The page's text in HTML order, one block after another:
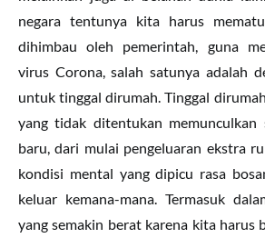
negara tentunya kita harus
dihimbau oleh pemerintah, guna
virus Corona, salah satunya adalah
untuk tinggal dirumah. Tinggal
yang tidak ditentukan memunculkan
baru, dari mulai pengeluaran ekstra
kondisi mental yang dipicu rasa
keluar kemana-mana. Termasuk
yang semakin berat karena kita harus